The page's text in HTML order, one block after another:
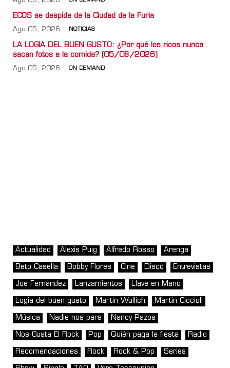
ECOS se despide de la Ciudad de la Furia
Ago 05, 2026 NOTICIAS
LA LOGIA DEL BUEN GUSTO: ¿Por qué los ricos nunca
sacan fotos a la comida? (05/08/2026)
Ago 05, 2026 ON DEMAND
Actualidad Alexis Puig Alfredo Rosso Arenga
Beto Casella Bobby Flores Cine Disco Entrevistas
Joe Fernández Lanzamientos Llave en Mano
Logia del buen gusto Martin Wullich Martín Ciccioli
Música Nadie nos para Nancy Pazos
Nos Gusta El Rock Pop Quién paga la fiesta Radio
Recomendaciones Rock Rock & Pop Series